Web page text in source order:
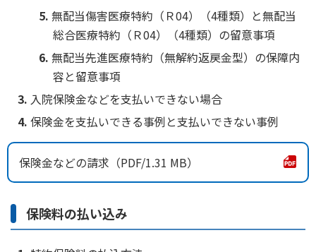
無配当傷害医療特約（Ｒ04）（4種類）と無配当
総合医療特約（Ｒ04）（4種類）の留意事項
無配当先進医療特約（無解約返戻金型）の保障内
容と留意事項
入院保険金などを支払いできない場合
保険金を支払いできる事例と支払いできない事例
保険金などの請求 1.31 MB
保険料の払い込み